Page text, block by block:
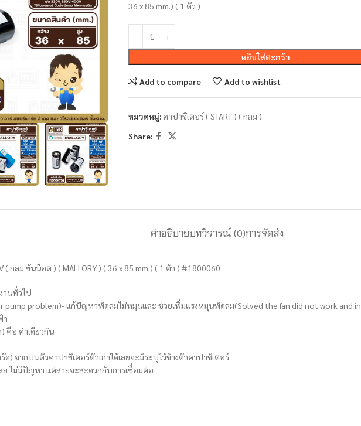
36 x 85 mm.) ( 1 ตัว )
หยิบใส่ตะกร้า
Add to compare Add to wishlist
หมวดหมู่: คาปาซิเตอร์ ( START ) ( กลม )
Share:
คำอธิบายบทวิจารณ์ (0)การจัดส่ง
( กลม ขันน็อต ) ( MALLORY ) ( 36 x 85 mm.) ( 1 ตัว ) #1800060
านทั่วไป
problem)- แก้ปัญหาพัดลมไม่หมุนและ ช่วยเพิ่มแรงหมุนพัดลม(Solved the fan did not work and
า
คือ ค่าเดียวกัน
) จากบนตัวคาปาซิเตอร์ตัวเก่าได้เลยจะมีระบุไว้ข้างตัวคาปาซิเตอร์
ไม่มีปัญหา แต่สายจะสะดวกกับการเชื่อมต่อ